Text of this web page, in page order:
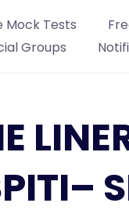
Mock Tests
Groups